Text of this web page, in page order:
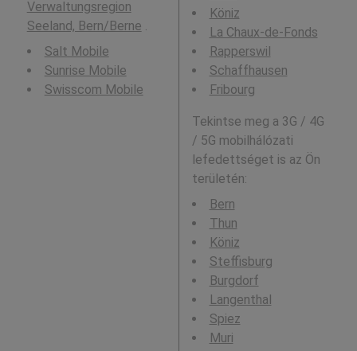
Verwaltungsregion
Seeland, Bern/Berne .
Salt Mobile
Sunrise Mobile
Swisscom Mobile
Köniz
La Chaux-de-Fonds
Rapperswil
Schaffhausen
Fribourg
Tekintse meg a 3G / 4G
/ 5G mobilhálózati
lefedettséget is az Ön
területén:
Bern
Thun
Köniz
Steffisburg
Burgdorf
Langenthal
Spiez
Muri